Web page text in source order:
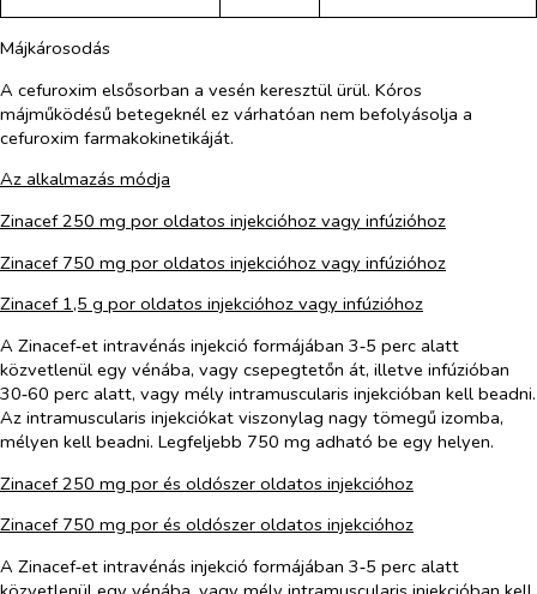
Májkárosodás
A cefuroxim elsősorban a vesén keresztül ürül. Kóros
májműködésű betegeknél ez várhatóan nem befolyásolja a
cefuroxim farmakokinetikáját.
Az alkalmazás módja
Zinacef 250 mg por oldatos injekcióhoz vagy infúzióhoz
Zinacef 750 mg por oldatos injekcióhoz vagy infúzióhoz
Zinacef 1,5 g por oldatos injekcióhoz vagy infúzióhoz
A Zinacef‑et intravénás injekció formájában 3‑5 perc alatt
közvetlenül egy vénába, vagy csepegtetőn át, illetve infúzióban
30‑60 perc alatt, vagy mély intramuscularis injekcióban kell beadni.
Az intramuscularis injekciókat viszonylag nagy tömegű izomba,
mélyen kell beadni. Legfeljebb 750 mg adható be egy helyen.
Zinacef 250 mg por és oldószer oldatos injekcióhoz
Zinacef 750 mg por és oldószer oldatos injekcióhoz
A Zinacef‑et intravénás injekció formájában 3‑5 perc alatt